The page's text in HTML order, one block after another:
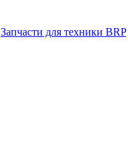
Запчасти для техники BRP